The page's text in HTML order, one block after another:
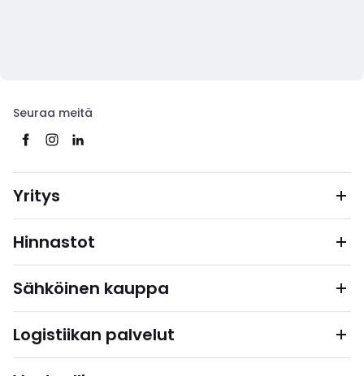
Seuraa meitä
Yritys
Hinnastot
Sähköinen kauppa
Logistiikan palvelut